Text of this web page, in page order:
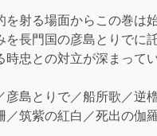
decrease
volume.
射る場面からこの巻は
長門国の彦島とりでに
忠との対立が深まって
彦島とりで／船所歌／
筑紫の紅白／死出の伽